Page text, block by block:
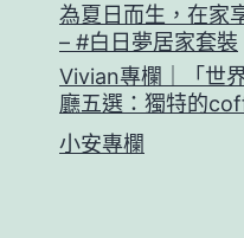
為夏日而生，在家
– #白日夢居家套裝
Vivian專欄｜「世
廳五選：獨特的
小安專欄